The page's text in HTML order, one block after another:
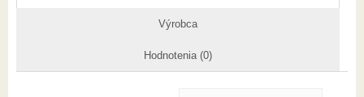
Výrobca
Hodnotenia (0)